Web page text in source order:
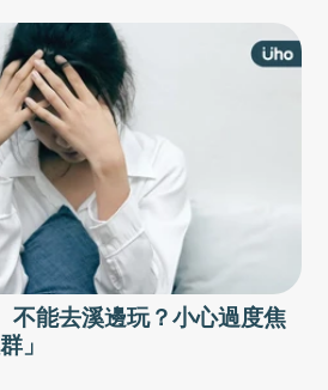
道的升學和人生真相》一書中，揭
的實戰手冊，重新定義努力與翻身，
。以下為原書摘文：
不能去溪邊玩？小心過度焦
」